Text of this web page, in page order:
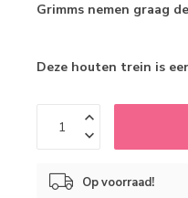
Grimms nemen graag
Deze houten trein is
Op voorraad!